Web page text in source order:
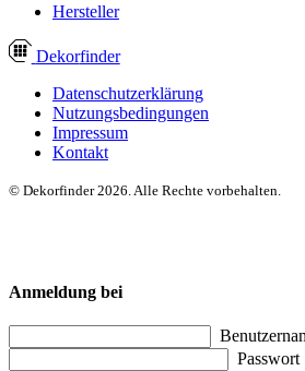
Hersteller
Dekorfinder
Datenschutzerklärung
Nutzungsbedingungen
Impressum
Kontakt
© Dekorfinder 2026. Alle Rechte vorbehalten.
Anmeldung bei
Passwort